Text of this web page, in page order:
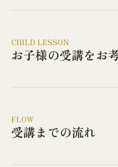
CHILD LESSON
お子様の受講をお
FLOW
受講までの流れ